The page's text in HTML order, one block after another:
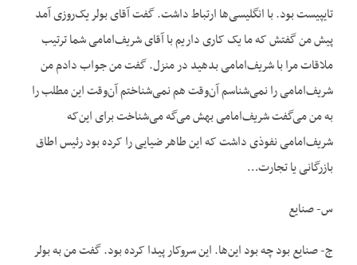
تایپیست بود. با انگلیسی‌ها ارتباط داشت. گفت آقای بولر یک‌روزی آمد
پیش من گفتش که ما یک کاری داریم با آقای شریف‌امامی شما ترتیب
ملاقات مرا با شریف‌امامی بدهید در منزل. گفت من جواب دادم من
شریف‌امامی را نمی‌شناسم آن‌وقت هم نمی‌شناختم آن‌وقت این مطلب را
به من می‌گفت شریف‌امامی بهش می‌گه می‌شناخت برای این‌که
شریف‌امامی نفوذی داشت که این طاهر ضیایی را کرده بود رئیس اطاق
بازرگانی یا تجارت…
س- صنایع
ج- صنایع بود چه بود این‌ها. این سروکار پیدا کرده بود. گفت من به بولر